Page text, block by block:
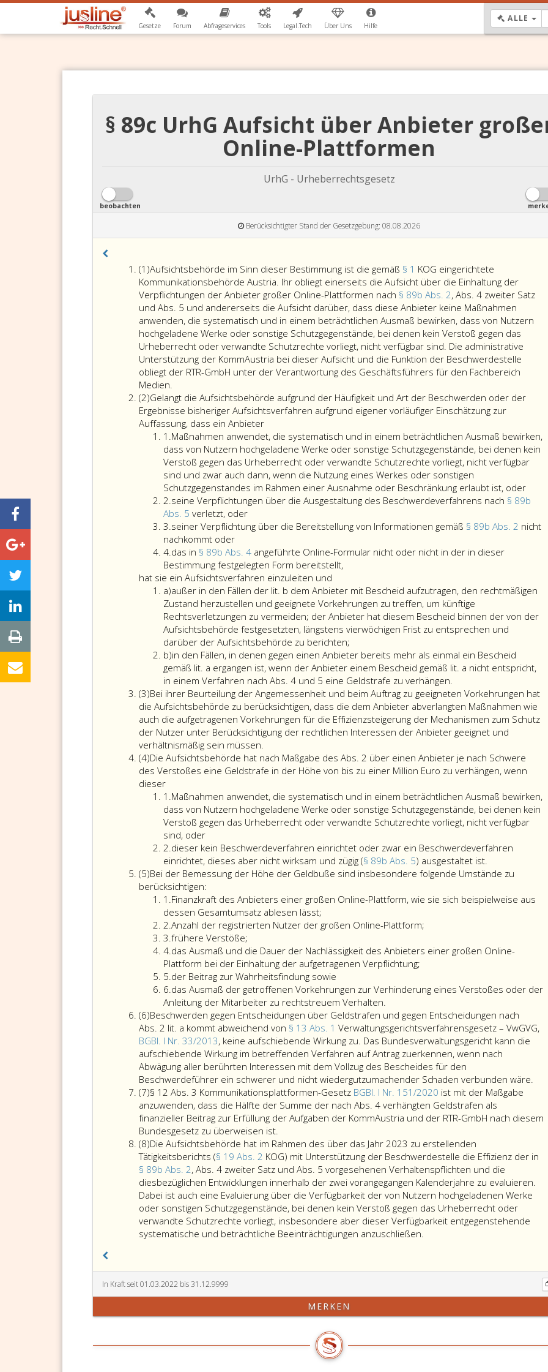
Gesetze Forum Abfrageservices Tools Legal.Tech Über Uns Hilfe
ALLE
§ 89c UrhG Aufsicht über Anbieter
Online-Plattformen
UrhG - Urheberrechtsgesetz
beobachten
Berücksichtigter Stand der Gesetzgebung: 08.08.2026
(1)Absatz
eins
Aufsichtsbehörde im Sinn dieser Bestimmung ist die gemäß § 1 KOG eingerichtete
Kommunikationsbehörde Austria. Ihr obliegt einerseits die Aufsicht über die Einhaltung der
Verpflichtungen der Anbieter großer Online-Plattformen nach § 89b Abs. 2, Abs. 4 zweiter Satz
und Abs. 5 und andererseits die Aufsicht darüber, dass diese Anbieter keine Maßnahmen
anwenden, die systematisch und in einem beträchtlichen Ausmaß bewirken, dass von Nutzern
hochgeladene Werke oder sonstige Schutzgegenstände, bei denen kein Verstoß gegen das
Urheberrecht oder verwandte Schutzrechte vorliegt, nicht verfügbar sind. Die administrative
Unterstützung der KommAustria bei dieser Aufsicht und die Funktion der Beschwerdestelle
obliegt der RTR-GmbH unter der Verantwortung des Geschäftsführers für den Fachbereich
Medien.
im
Sinn
dieser
Bestimmung
ist
die
gemäß
Paragraph
eins, KOG
eingerichtete
Kommunikationsbehörde
Austria.
Ihr
obliegt
einerseits
die
Aufsicht
über
die
Einhaltung
der
Verpflichtungen
der
Anbieter
großer
Online-
Plattformen
nach
Paragraph
89
Absatz
2,,
Absatz
4,
zweiter
Satz
und
Absatz
5
und
andererseits
die
Aufsicht
darüber,
dass
diese
Anbieter
keine
Maßnahmen
anwenden,
die
systematisch
und
in
einem
beträchtlichen
Ausmaß
bewirken,
dass
von
Nutzern
hochgeladene
Werke
oder
sonstige
denen
kein
Verstoß
oder
(2)Absatz
2
Gelangt die Aufsichtsbehörde aufgrund der Häufigkeit und Art der Beschwerden oder der
Ergebnisse bisheriger Aufsichtsverfahren aufgrund eigener vorläufiger Einschätzung zur
Auffassung, dass ein Anbieter
1.Ziffer
eins
Maßnahmen anwendet, die systematisch und in einem beträchtlichen Ausmaß bewirken,
dass von Nutzern hochgeladene Werke oder sonstige Schutzgegenstände, bei denen kein
Verstoß gegen das Urheberrecht oder verwandte Schutzrechte vorliegt, nicht verfügbar
sind und zwar auch dann, wenn die Nutzung eines Werkes oder sonstigen
Schutzgegenstandes im Rahmen einer Ausnahme oder Beschränkung erlaubt ist, oder
2.Ziffer
2
seine Verpflichtungen über die Ausgestaltung des Beschwerdeverfahrens nach § 89b
Abs. 5 verletzt, oderseine
Verpflichtungen
die
Ausgestaltung
des
Beschwerdeverfahrens
nach
Paragraph
89
b,
Absatz
5,
verletzt,
oder
3.Ziffer
3
seiner Verpflichtung über die Bereitstellung von Informationen gemäß § 89b Abs. 2 nicht
nachkommt oderseiner
Verpflichtung
über
die
Bereitstellung
von
Informationen
gemäß
Paragraph
89
b,
Absatz
2,
nicht
nachkommt
oder
4.Ziffer
4
das in § 89b Abs. 4 angeführte Online-Formular nicht oder nicht in der in dieser
Bestimmung festgelegten Form bereitstellt,das
Paragraph
89
b,
Absatz
4,
angeführte
Online-
Formular
nicht
oder
nicht
in
in
dieser
festgelegten
Form
bereitstellt,
hat sie ein Aufsichtsverfahren einzuleiten und
a)Litera
a
außer in den Fällen der lit. b dem Anbieter mit Bescheid aufzutragen, den rechtmäßigen
Zustand herzustellen und geeignete Vorkehrungen zu treffen, um künftige
Rechtsverletzungen zu vermeiden; der Anbieter hat diesem Bescheid binnen der von der
Aufsichtsbehörde festgesetzten, längstens vierwöchigen Frist zu entsprechen und
darüber der Aufsichtsbehörde zu berichten;
in
den
Fällen
der
Litera
b,
dem
mit
Bescheid
den
rechtmäßigen
Zustand
und
geeignete
Vorkehrungen
treffen,
künftige
zu
vermeiden;
Anbieter
hat
diesem
Bescheid
binnen
der
von
der
Aufsichtsbehörde
festgesetzten,
längstens
Frist
zu
entsprechen
und
darüber
der
Aufsichtsbehörde
zu
b)Litera
b
in den Fällen, in denen gegen einen Anbieter bereits mehr als einmal ein Bescheid
gemäß lit. a ergangen ist, wenn der Anbieter einem Bescheid gemäß lit. a nicht entspricht,
in einem Verfahren nach Abs. 4 und 5 eine Geldstrafe zu verhängen.
den
Fällen,
in
denen
einen
Anbieter
mehr
als
einmal
Bescheid
gemäß
Litera
ergangen
Anbieter
gemäß
a,
nicht
entspricht,
in
einem
Verfahren
nach
Absatz
4
5
eine
Geldstrafe
zu
verhängen.
(3)Absatz
3
Bei ihrer Beurteilung der Angemessenheit und beim Auftrag zu geeigneten Vorkehrungen hat
die Aufsichtsbehörde zu berücksichtigen, dass die dem Anbieter abverlangten Maßnahmen wie
auch die aufgetragenen Vorkehrungen für die Effizienzsteigerung der Mechanismen zum Schutz
der Nutzer unter Berücksichtigung der rechtlichen Interessen der Anbieter geeignet und
verhältnismäßig sein müssen.
(4)Absatz
4
Die Aufsichtsbehörde hat nach Maßgabe des Abs. 2 über einen Anbieter je nach Schwere
des Verstoßes eine Geldstrafe in der Höhe von bis zu einer Million Euro zu verhängen, wenn
dieserDie
Aufsichtsbehörde
hat
nach
Maßgabe
des
Absatz
2,
über
einen
Anbieter
je
nach
Schwere
des
Verstoßes
eine
Geldstrafe
in
der
Höhe
von
bis
zu
einer
Million
Euro
zu
verhängen,
wenn
dieser
1.Ziffer
eins
Maßnahmen anwendet, die systematisch und in einem beträchtlichen Ausmaß bewirken,
dass von Nutzern hochgeladene Werke oder sonstige Schutzgegenstände, bei denen kein
Verstoß gegen das Urheberrecht oder verwandte Schutzrechte vorliegt, nicht verfügbar
sind, oder
2.Ziffer
2
dieser kein Beschwerdeverfahren einrichtet oder zwar ein Beschwerdeverfahren
einrichtet, dieses aber nicht wirksam und zügig (§ 89b Abs. 5) ausgestaltet ist.
kein
einrichtet
aber
wirksam
und
zügig
(Paragraph
b,
Absatz
5,)
ausgestaltet
(5)Absatz
5
Bei der Bemessung der Höhe der Geldbuße sind insbesondere folgende Umstände zu
berücksichtigen:
1.Ziffer
eins
Finanzkraft des Anbieters einer großen Online-Plattform, wie sie sich beispielweise aus
dessen Gesamtumsatz ablesen lässt;
2.Ziffer
2
Anzahl der registrierten Nutzer der großen Online-Plattform;
3.Ziffer
3
frühere Verstöße;
4.Ziffer
4
das Ausmaß und die Dauer der Nachlässigkeit des Anbieters einer großen Online-
Plattform bei der Einhaltung der aufgetragenen Verpflichtung;
5.Ziffer
5
der Beitrag zur Wahrheitsfindung sowie
6.Ziffer
6
das Ausmaß der getroffenen Vorkehrungen zur Verhinderung eines Verstoßes oder der
Anleitung der Mitarbeiter zu rechtstreuem Verhalten.
(6)Absatz
6
Beschwerden gegen Entscheidungen über Geldstrafen und gegen Entscheidungen nach
Abs. 2 lit. a kommt abweichend von § 13 Abs. 1 Verwaltungsgerichtsverfahrensgesetz – VwGVG,
BGBl. I Nr. 33/2013, keine aufschiebende Wirkung zu. Das Bundesverwaltungsgericht kann die
aufschiebende Wirkung im betreffenden Verfahren auf Antrag zuerkennen, wenn nach
Abwägung aller berührten Interessen mit dem Vollzug des Bescheides für den
Beschwerdeführer ein schwerer und nicht wiedergutzumachender Schaden verbunden wäre.
über
von
13,
–
(7)Absatz
7
§ 12 Abs. 3 Kommunikationsplattformen-Gesetz BGBl. I Nr. 151/2020 ist mit der Maßgabe
anzuwenden, dass die Hälfte der Summe der nach Abs. 4 verhängten Geldstrafen als
finanzieller Beitrag zur Erfüllung der Aufgaben der KommAustria und der RTR-GmbH nach diesem
Bundesgesetz zu überweisen ist.
12,
Absatz
3,
Kommunikationsplattformen-
Gesetz
Bundesgesetzblatt
Teil
eins,
2020,
mit
anzuwenden,
dass
(8)Absatz
8
Die Aufsichtsbehörde hat im Rahmen des über das Jahr 2023 zu erstellenden
Tätigkeitsberichts (§ 19 Abs. 2 KOG) mit Unterstützung der Beschwerdestelle die Effizienz der in
§ 89b Abs. 2, Abs. 4 zweiter Satz und Abs. 5 vorgesehenen Verhaltenspflichten und die
diesbezüglichen Entwicklungen innerhalb der zwei vorangegangen Kalenderjahre zu evaluieren.
Dabei ist auch eine Evaluierung über die Verfügbarkeit der von Nutzern hochgeladenen Werke
oder sonstigen Schutzgegenstände, bei denen kein Verstoß gegen das Urheberrecht oder
verwandte Schutzrechte vorliegt, insbesondere aber dieser Verfügbarkeit entgegenstehende
systematische und beträchtliche Beeinträchtigungen anzuschließen.
im
des
zu
In Kraft seit 01.03.2022 bis 31.12.9999
MERKEN